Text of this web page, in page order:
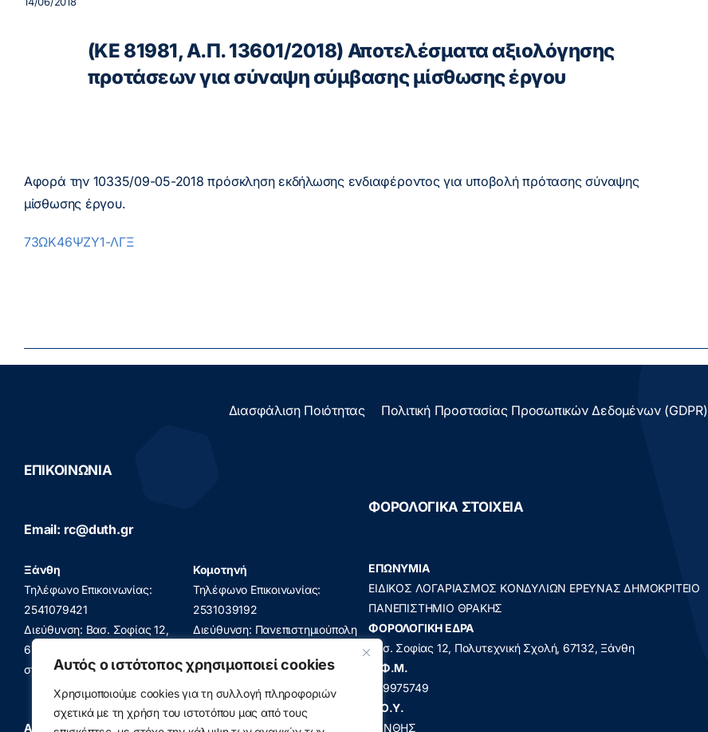
Αυτός ο ιστότοπος χρησιμοποιεί cookies
Χρησιμοποιούμε cookies για τη συλλογή πληροφοριών
σχετικά με τη χρήση του ιστοτόπου μας από τους
(ΚΕ 81981, Α.Π. 13601/2018) Αποτελέσματα αξιολόγησης
προτάσεων για σύναψη σύμβασης μίσθωσης έργου
Αφορά την 10335/09-05-2018 πρόσκληση εκδήλωσης ενδιαφέροντος για υποβολή πρότασης σύναψης
μίσθωσης έργου.
73ΩΚ46ΨΖΥ1-ΛΓΞ
Διασφάλιση Ποιότητας Πολιτική Προστασίας Προσωπικών Δεδομένων (GDPR)
ΕΠΙΚΟΙΝΩΝΙΑ
Email: rc@duth.gr
Ξάνθη
Τηλέφωνο Επικοινωνίας:
2541079421
Διεύθυνση: Βασ. Σοφίας 12,
67132, Κτίριο Πολυτεχνικής
σχολής
Κομοτηνή
Τηλέφωνο Επικοινωνίας:
2531039192
Διεύθυνση: Πανεπιστημιούπολη
Πρυτανείας
Αλεξανδρούπολη Καβάλα
ΦΟΡΟΛΟΓΙΚΑ ΣΤΟΙΧΕΙΑ
ΕΠΩΝΥΜΙΑ
ΕΙΔΙΚΟΣ ΛΟΓΑΡΙΑΣΜΟΣ ΚΟΝΔΥΛΙΩΝ ΕΡΕΥΝΑΣ ΔΗΜΟΚΡΙΤΕΙΟ
ΠΑΝΕΠΙΣΤΗΜΙΟ ΘΡΑΚΗΣ
ΦΟΡΟΛΟΓΙΚΗ ΕΔΡΑ
Βασ. Σοφίας 12, Πολυτεχνική Σχολή, 67132, Ξάνθη
A.Φ.Μ.
999975749
Δ.Ο.Υ.
ΞΑΝΘΗΣ